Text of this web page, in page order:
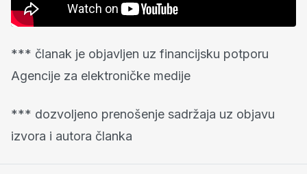
*** članak je objavljen uz financijsku potporu
Agencije za elektroničke medije
*** dozvoljeno prenošenje sadržaja uz objavu
izvora i autora članka